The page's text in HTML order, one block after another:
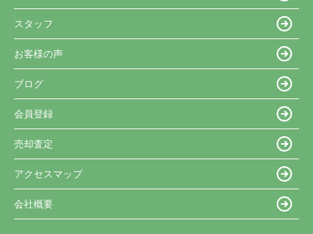
スタッフ
お客様の声
ブログ
会員登録
売却査定
アクセスマップ
会社概要